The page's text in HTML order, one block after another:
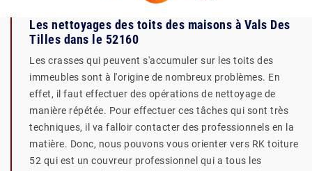
Les nettoyages des toits des maisons à Vals Des
Tilles dans le 52160
Les crasses qui peuvent s'accumuler sur les toits des
immeubles sont à l'origine de nombreux problèmes. En
effet, il faut effectuer des opérations de nettoyage de
manière répétée. Pour effectuer ces tâches qui sont très
techniques, il va falloir contacter des professionnels en la
matière. Donc, nous pouvons vous orienter vers RK toiture
52 qui est un couvreur professionnel qui a tous les